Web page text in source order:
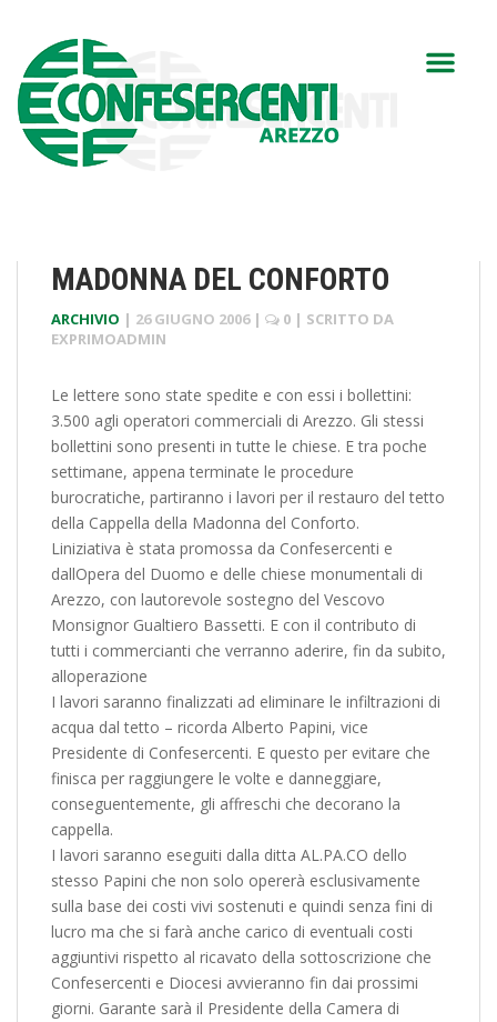
MADONNA DEL CONFORTO
ARCHIVIO | 26 GIUGNO 2006 | 0 | SCRITTO DA
EXPRIMOADMIN
Le lettere sono state spedite e con essi i bollettini:
3.500 agli operatori commerciali di Arezzo. Gli stessi
bollettini sono presenti in tutte le chiese. E tra poche
settimane, appena terminate le procedure
burocratiche, partiranno i lavori per il restauro del tetto
della Cappella della Madonna del Conforto.
Liniziativa è stata promossa da Confesercenti e
dallOpera del Duomo e delle chiese monumentali di
Arezzo, con lautorevole sostegno del Vescovo
Monsignor Gualtiero Bassetti. E con il contributo di
tutti i commercianti che verranno aderire, fin da subito,
alloperazione
I lavori saranno finalizzati ad eliminare le infiltrazioni di
acqua dal tetto – ricorda Alberto Papini, vice
Presidente di Confesercenti. E questo per evitare che
finisca per raggiungere le volte e danneggiare,
conseguentemente, gli affreschi che decorano la
cappella.
I lavori saranno eseguiti dalla ditta AL.PA.CO dello
stesso Papini che non solo opererà esclusivamente
sulla base dei costi vivi sostenuti e quindi senza fini di
lucro ma che si farà anche carico di eventuali costi
aggiuntivi rispetto al ricavato della sottoscrizione che
Confesercenti e Diocesi avvieranno fin dai prossimi
giorni. Garante sarà il Presidente della Camera di